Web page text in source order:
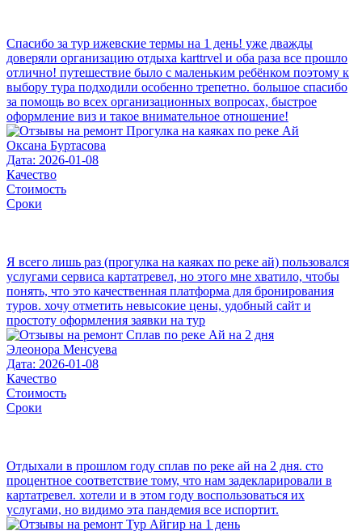
Спасибо за тур ижевские термы на 1 день! уже дважды
доверяли организацию отдыха karttrvel и оба раза все прошло
отлично! путешествие было с маленьким ребёнком поэтому к
выбору тура подходили особенно трепетно. большое спасибо
за помощь во всех организационных вопросах, быстрое
оформление виз и такое внимательное отношение!
Оксана Буртасова
Дата: 2026-01-08
Качество
Стоимость
Сроки
Я всего лишь раз (прогулка на каяках по реке ай) пользовался
услугами сервиса картатревел, но этого мне хватило, чтобы
понять, что это качественная платформа для бронирования
туров. хочу отметить невысокие цены, удобный сайт и
простоту оформления заявки на тур
Элеонора Менсуева
Дата: 2026-01-08
Качество
Стоимость
Сроки
Отдыхали в прошлом году сплав по реке ай на 2 дня. сто
процентное соответствие тому, что нам задекларировали в
картатревел. хотели и в этом году воспользоваться их
услугами, но видимо эта пандемия все испортит.